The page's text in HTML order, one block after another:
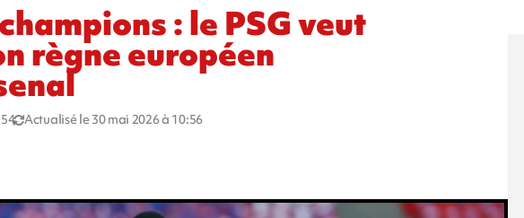
: le PSG veut
règne européen
Actualisé le 30 mai 2026 à 10:56